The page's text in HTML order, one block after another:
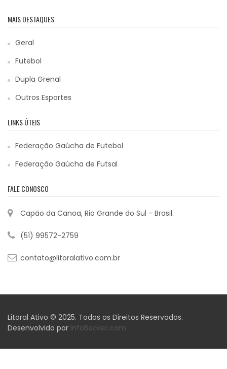
MAIS DESTAQUES
Geral
Futebol
Dupla Grenal
Outros Esportes
LINKS ÚTEIS
Federação Gaúcha de Futebol
Federação Gaúcha de Futsal
FALE CONOSCO
Capão da Canoa, Rio Grande do Sul - Brasil.
(51) 99572-2759
contato@litoralativo.com.br
Litoral Ativo © 2025. Todos os Direitos Reservados.
Desenvolvido por InfoBecker.com